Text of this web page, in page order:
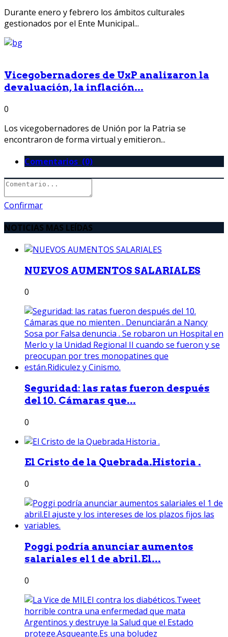
Durante enero y febrero los ámbitos culturales
gestionados por el Ente Municipal...
Vicegobernadores de UxP analizaron la
devaluación, la inflación...
0
Los vicegobernadores de Unión por la Patria se
encontraron de forma virtual y emitieron...
Comentarios (0)
Confirmar
NOTICIAS MAS LEÍDAS
NUEVOS AUMENTOS SALARIALES
0
Seguridad: las ratas fueron después
del 10. Cámaras que...
0
El Cristo de la Quebrada.Historia .
0
Poggi podría anunciar aumentos
salariales el 1 de abril.El...
0